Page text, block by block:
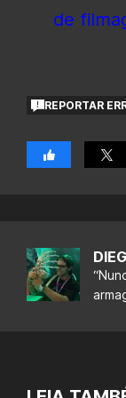
de
REPORTAR